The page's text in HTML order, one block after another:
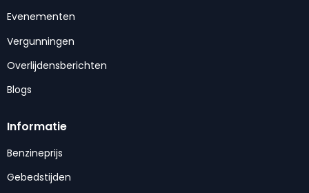
Evenementen
Vergunningen
Overlijdensberichten
Blogs
Informatie
Benzineprijs
Gebedstijden